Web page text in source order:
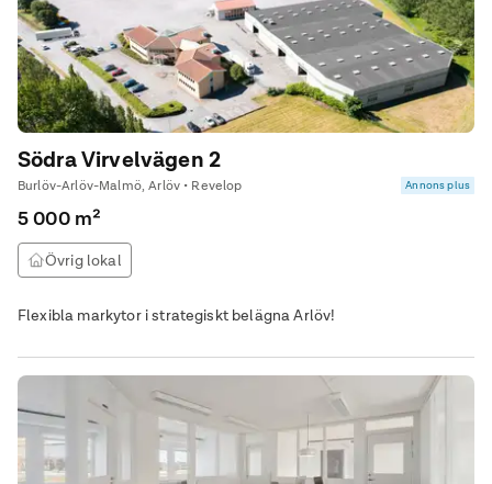
Södra Virvelvägen 2
Burlöv-Arlöv-Malmö, Arlöv • Revelop Annons plus
5 000 m²
Övrig lokal
Flexibla markytor i strategiskt belägna Arlöv!